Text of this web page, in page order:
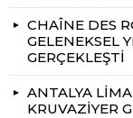
CHAÎNE DES
GELENEKSEL
GERÇEKLEŞTİ
ANTALYA
KRUVAZİYER